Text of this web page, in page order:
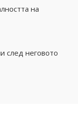
на
след неговото